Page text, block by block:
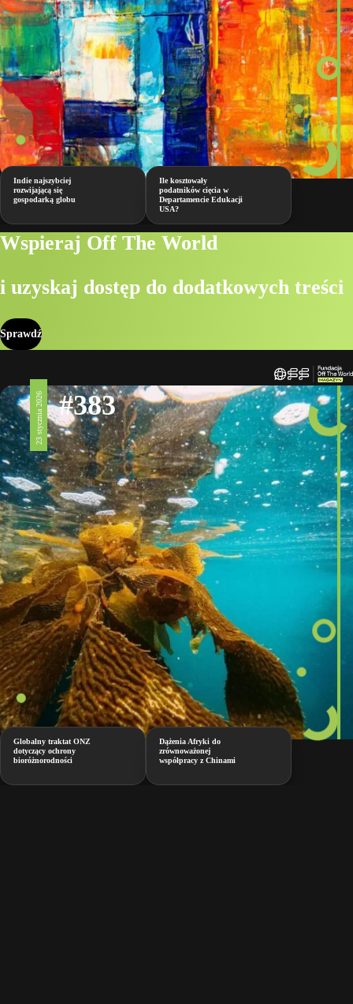
Indie najszybciej
rozwijającą się
gospodarką globu
Ile kosztowały
podatników cięcia w
Departamencie Edukacji
USA?
Wspieraj Off The World
i uzyskaj dostęp do dodatkowych treści
Sprawdź
23 stycznia 2026 #383
Globalny traktat ONZ
dotyczący ochrony
bioróżnorodności
Dążenia Afryki do
zrównoważonej
współpracy z Chinami